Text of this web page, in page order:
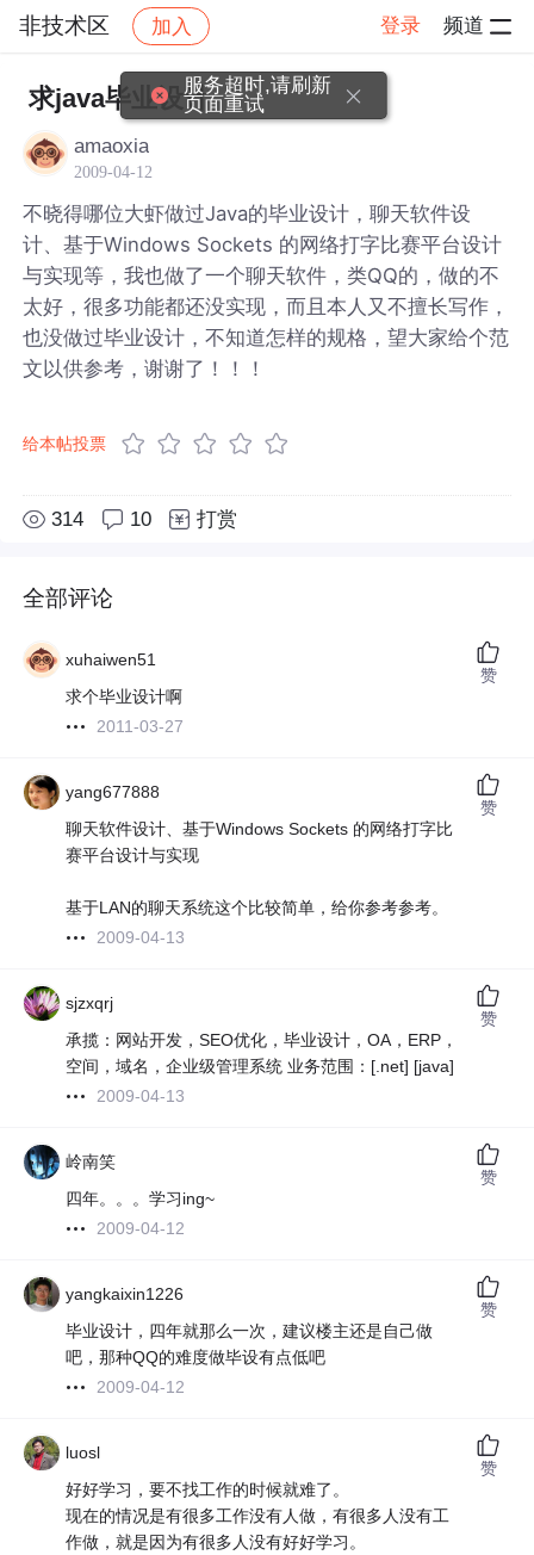
非技术区 加入 登录 频道
社区 非技术区 帖子详情
求java毕业设计
amaoxia
2009-04-12
不晓得哪位大虾做过Java的毕业设计，聊天软件设
计、基于Windows Sockets 的网络打字比赛平台设计
与实现等，我也做了一个聊天软件，类QQ的，做的不
太好，很多功能都还没实现，而且本人又不擅长写作，
也没做过毕业设计，不知道怎样的规格，望大家给个范
文以供参考，谢谢了！！！
给本帖投票
314 10 打赏
全部评论
xuhaiwen51
求个毕业设计啊
2011-03-27
赞
yang677888
聊天软件设计、基于Windows Sockets 的网络打字比
赛平台设计与实现
基于LAN的聊天系统这个比较简单，给你参考参考。
2009-04-13
赞
sjzxqrj
承揽：网站开发，SEO优化，毕业设计，OA，ERP，
空间，域名，企业级管理系统 业务范围：[.net] [java]
2009-04-13
赞
岭南笑
四年。。。学习ing~
2009-04-12
赞
yangkaixin1226
毕业设计，四年就那么一次，建议楼主还是自己做
吧，那种QQ的难度做毕设有点低吧
2009-04-12
赞
luosl
好好学习，要不找工作的时候就难了。
现在的情况是有很多工作没有人做，有很多人没有工
作做，就是因为有很多人没有好好学习。
赞
服务超时,请刷新
页面重试